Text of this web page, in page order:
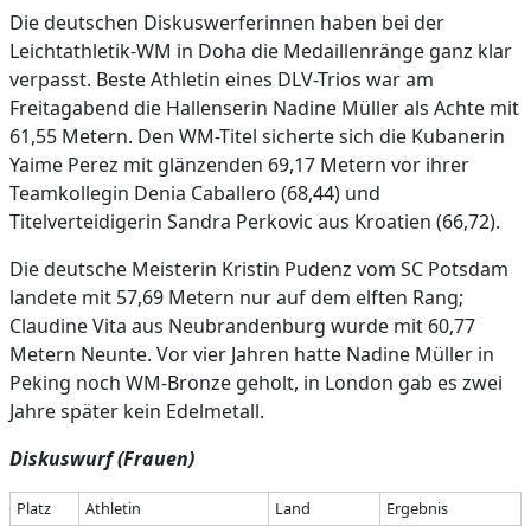
Die deutschen Diskuswerferinnen haben bei der
Leichtathletik-WM in Doha die Medaillenränge ganz klar
verpasst. Beste Athletin eines DLV-Trios war am
Freitagabend die Hallenserin Nadine Müller als Achte mit
61,55 Metern. Den WM-Titel sicherte sich die Kubanerin
Yaime Perez mit glänzenden 69,17 Metern vor ihrer
Teamkollegin Denia Caballero (68,44) und
Titelverteidigerin Sandra Perkovic aus Kroatien (66,72).
Die deutsche Meisterin Kristin Pudenz vom SC Potsdam
landete mit 57,69 Metern nur auf dem elften Rang;
Claudine Vita aus Neubrandenburg wurde mit 60,77
Metern Neunte. Vor vier Jahren hatte Nadine Müller in
Peking noch WM-Bronze geholt, in London gab es zwei
Jahre später kein Edelmetall.
Diskuswurf (Frauen)
Platz Athletin Land
Ergebnis